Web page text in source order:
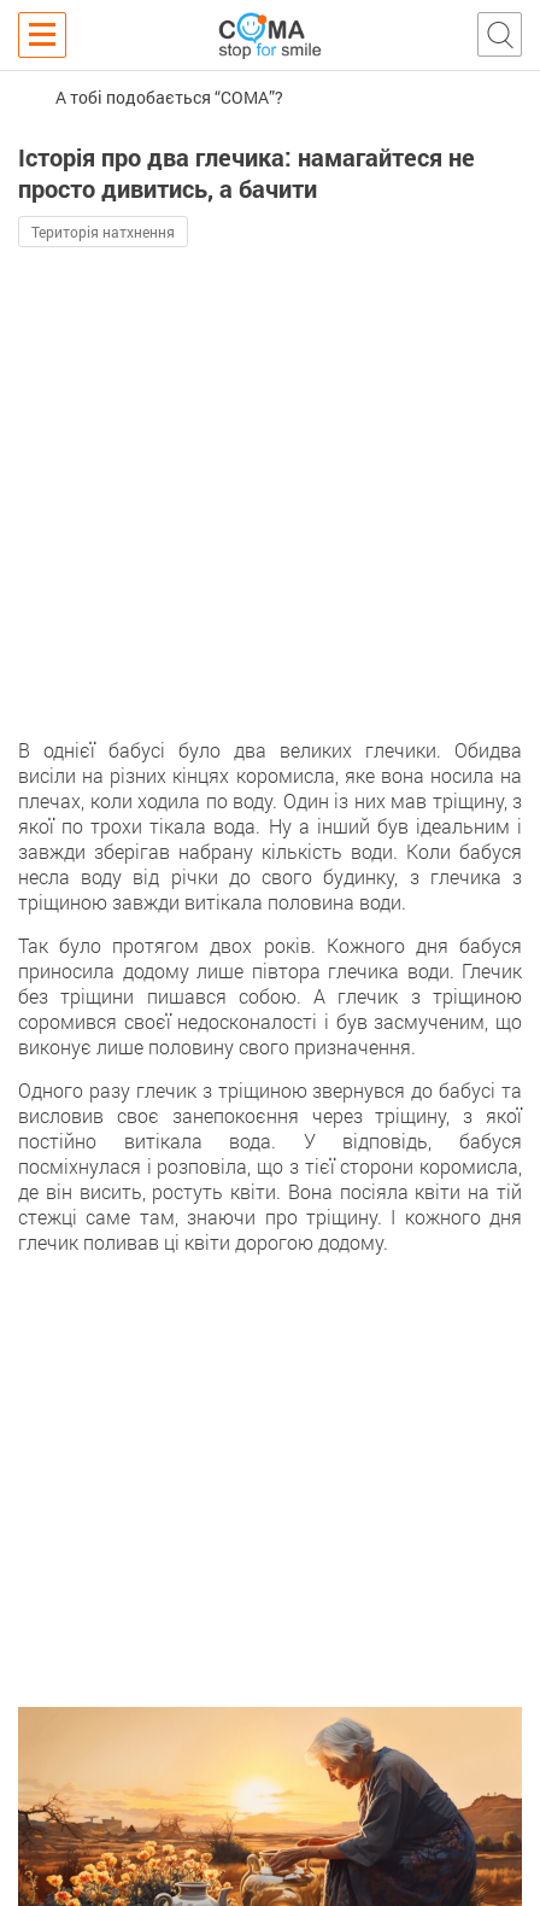
А тобі подобається “COMA”?
Історія про два глечика: намагайтеся не
просто дивитись, а бачити
Територія натхнення
В однієї бабусі було два великих глечики. Обидва
висіли на різних кінцях коромисла, яке вона носила на
плечах, коли ходила по воду. Один із них мав тріщину, з
якої по трохи тікала вода. Ну а інший був ідеальним і
завжди зберігав набрану кількість води. Коли бабуся
несла воду від річки до свого будинку, з глечика з
тріщиною завжди витікала половина води.
Так було протягом двох років. Кожного дня бабуся
приносила додому лише півтора глечика води. Глечик
без тріщини пишався собою. А глечик з тріщиною
соромився своєї недосконалості і був засмученим, що
виконує лише половину свого призначення.
Одного разу глечик з тріщиною звернувся до бабусі та
висловив своє занепокоєння через тріщину, з якої
постійно витікала вода. У відповідь, бабуся
посміхнулася і розповіла, що з тієї сторони коромисла,
де він висить, ростуть квіти. Вона посіяла квіти на тій
стежці саме там, знаючи про тріщину. І кожного дня
глечик поливав ці квіти дорогою додому.